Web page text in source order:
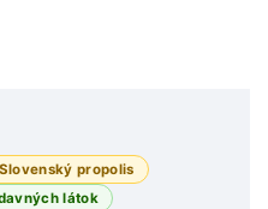
propolis
látok